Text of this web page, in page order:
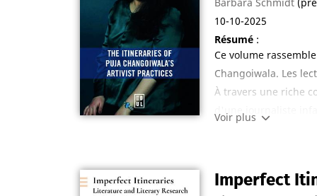
10-10-2025
Résumé:
Ce volume
Changoiwala. Les
À travers une riche
d'une journaliste
professeurs de
Voir plus
Imperfect